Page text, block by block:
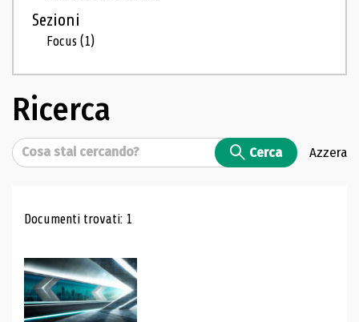
Sezioni
Focus(1)
Ricerca
Cerca Cerca Azzera
Risultati di ricerca
Documenti trovati: 1